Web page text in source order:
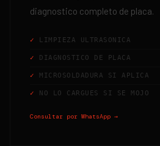
diagnostico completo de placa.
LIMPIEZA ULTRASONICA
DIAGNOSTICO DE PLACA
MICROSOLDADURA SI APLICA
NO LO CARGUES SI SE MOJO
Consultar por WhatsApp →